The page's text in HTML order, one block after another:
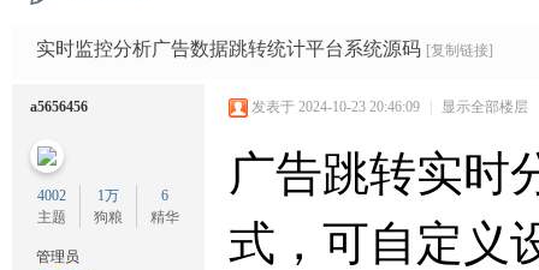
实时监控分析广告数据跳转统计平台系统源码 [复制链接]
a5656456
4002
主题
1万
狗粮
6
精华
管理员
发表于 2024-10-23 20:46:09 | 显示全部楼层
广告跳转实时
式，可自定义